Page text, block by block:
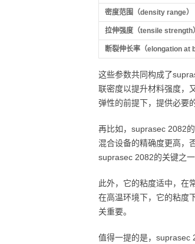
密度范围（density range）
拉伸强度（tensile strength）
断裂伸长率（elongation at
这些参数共同构成了
联密度以提升材料强度，
弹性的前提下，提供必要
再比如，suprasec 2082
混合设备的精确度更高，
suprasec 2082的关键之一
此外，它的粘度适中，在
在高温环境下，它的粘度
关重要。
值得一提的是，suprasec